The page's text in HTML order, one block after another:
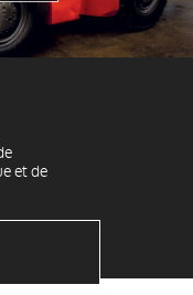
et de